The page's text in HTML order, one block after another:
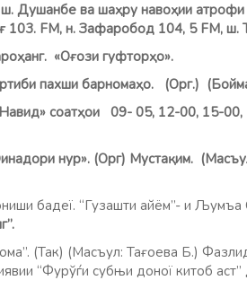
Душанбе ва шаҳру навоҳии атрофи
ғ103. FM, н. Зафаробод 104, 5 FM,
ҳанг. «Оғози гуфторҳ
пахши барномаҳо. (Орг.)
соатҳои 09- 05, 12-00, 15-
нур». (Орг) Мустақим. (
бадеї. “Гузашти айём”- и
(Так) (Масъул: Тағоева Б.)
“Фурўѓи субњи доної китоб аст”